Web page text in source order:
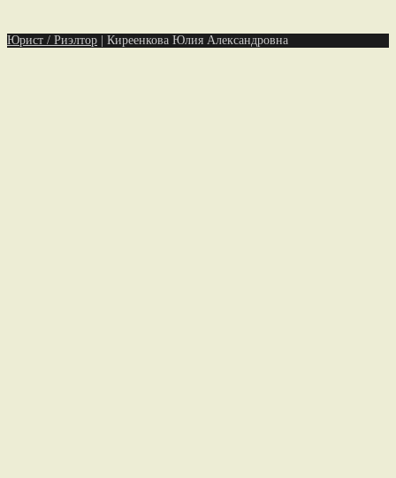
Юрист / Риэлтор Киреенкова Юлия Александровна